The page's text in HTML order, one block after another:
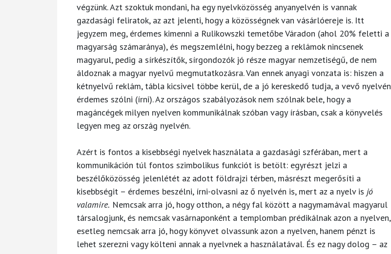
végzünk. Azt szoktuk mondani, ha egy nyelvközösség anyanyelvén is vannak
gazdasági feliratok, az azt jelenti, hogy a közösségnek van vásárlóereje is. Itt
jegyzem meg, érdemes kimenni a Rulikowszki temetőbe Váradon (ahol 20% feletti a
magyarság számaránya), és megszemlélni, hogy bezzeg a reklámok nincsenek
magyarul, pedig a sírkészítők, sírgondozók jó része magyar nemzetiségű, de nem
áldoznak a magyar nyelvű megmutatkozásra. Van ennek anyagi vonzata is: hiszen a
kétnyelvű reklám, tábla kicsivel többe kerül, de a jó kereskedő tudja, a vevő nyelvén
érdemes szólni (írni). Az országos szabályozások nem szólnak bele, hogy a
magáncégek milyen nyelven kommunikálnak szóban vagy írásban, csak a könyvelés
legyen meg az ország nyelvén.
Azért is fontos a kisebbségi nyelvek használata a gazdasági szférában, mert a
kommunikáción túl fontos szimbolikus funkciót is betölt: egyrészt jelzi a
beszélőközösség jelenlétét az adott földrajzi térben, másrészt megerősíti a
kisebbségit – érdemes beszélni, írni-olvasni az ő nyelvén is, mert az a nyelv is jó
valamire. Nemcsak arra jó, hogy otthon, a négy fal között a nagymamával magyarul
társalogjunk, és nemcsak vasárnaponként a templomban prédikálnak azon a nyelven,
esetleg nemcsak arra jó, hogy könyvet olvassunk azon a nyelven, hanem pénzt is
lehet szerezni vagy költeni annak a nyelvnek a használatával. És ez nagy dolog – az